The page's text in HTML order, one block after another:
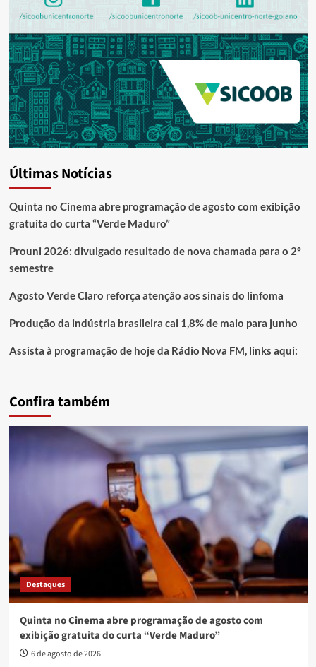
Últimas Notícias
Quinta no Cinema abre programação de agosto com exibição
gratuita do curta “Verde Maduro”
Prouni 2026: divulgado resultado de nova chamada para o 2º
semestre
Agosto Verde Claro reforça atenção aos sinais do linfoma
Produção da indústria brasileira cai 1,8% de maio para junho
Assista à programação de hoje da Rádio Nova FM, links aqui:
Confira também
Destaques
Quinta no Cinema abre programação de agosto com
exibição gratuita do curta “Verde Maduro”
6 de agosto de 2026